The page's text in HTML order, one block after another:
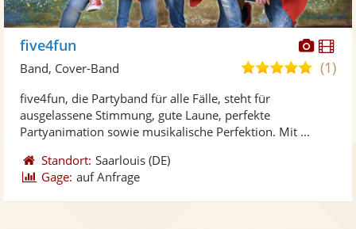
five4fun
5,0(1)
Band, Cover-Band
five4fun, die Partyband für alle Fälle, steht für
ausgelassene Stimmung, gute Laune, perfekte
Partyanimation sowie musikalische Perfektion. Mit ...
Standort: Saarlouis (DE)
Gage: auf Anfrage